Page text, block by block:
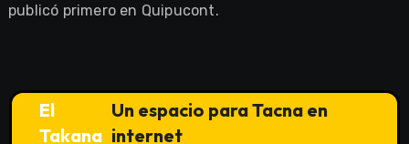
publicó primero en Quipucont.
El
Takana
Un espacio para Tacna en
internet